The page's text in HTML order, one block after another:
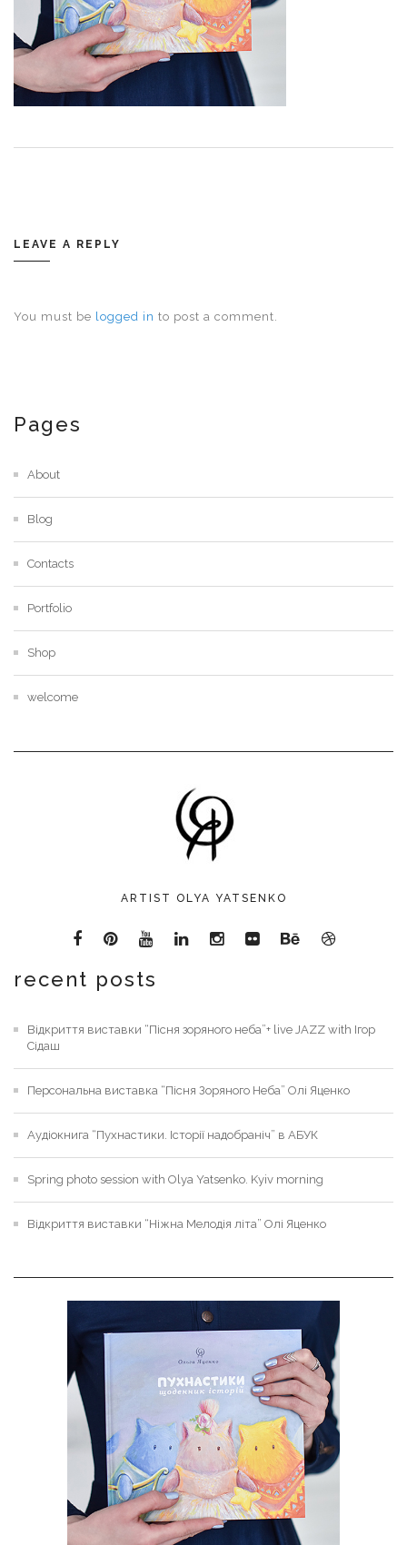
LEAVE A REPLY
You must be logged in to post a comment.
Pages
About
Blog
Contacts
Portfolio
Shop
welcome
ARTIST OLYA YATSENKO
recent posts
Відкриття виставки “Пісня зоряного неба”+ live JAZZ with Ігор
Сідаш
Персональна виставка “Пісня Зоряного Неба” Олі Яценко
Аудіокнига “Пухнастики. Історії надобраніч” в АБУК
Spring photo session with Olya Yatsenko. Kyiv morning
Відкриття виставки “Ніжна Мелодія літа” Олі Яценко